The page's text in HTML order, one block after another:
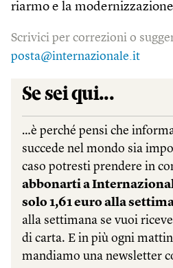
riarmo e la
Scrivici per correzioni o
posta@internazionale.it